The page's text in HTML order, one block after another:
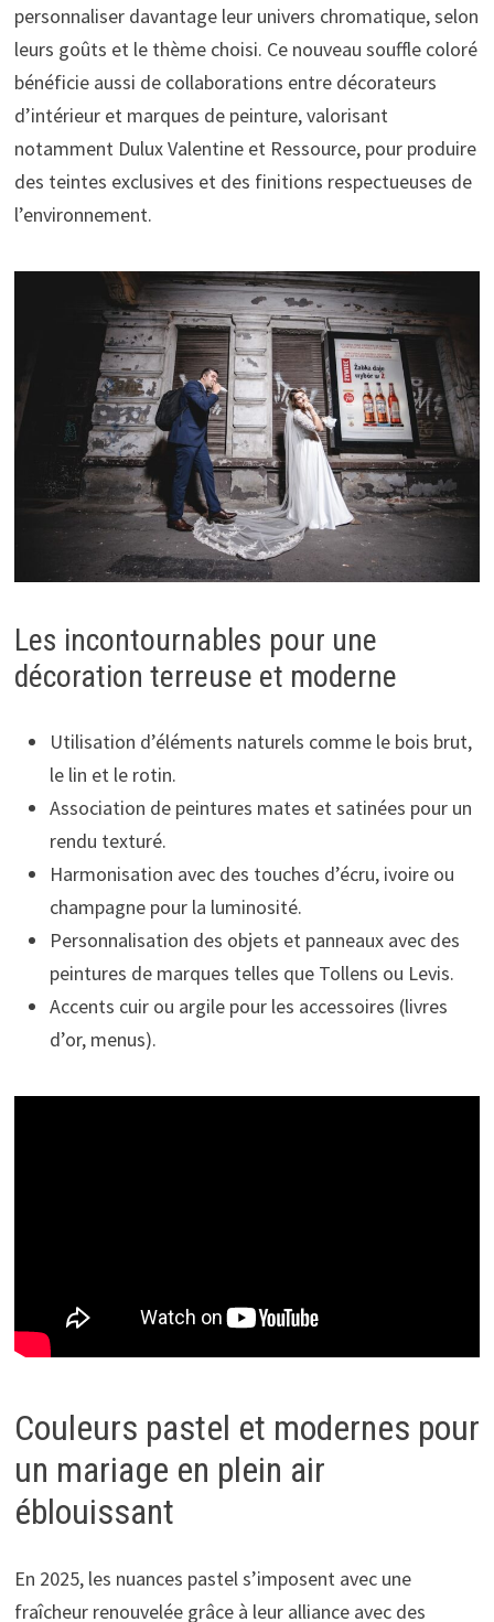
personnaliser davantage leur univers chromatique, selon
leurs goûts et le thème choisi. Ce nouveau souffle coloré
bénéficie aussi de collaborations entre décorateurs
d’intérieur et marques de peinture, valorisant
notamment Dulux Valentine et Ressource, pour produire
des teintes exclusives et des finitions respectueuses de
l’environnement.
Les incontournables pour une
décoration terreuse et moderne
Utilisation d’éléments naturels comme le bois brut,
le lin et le rotin.
Association de peintures mates et satinées pour un
rendu texturé.
Harmonisation avec des touches d’écru, ivoire ou
champagne pour la luminosité.
Personnalisation des objets et panneaux avec des
peintures de marques telles que Tollens ou Levis.
Accents cuir ou argile pour les accessoires (livres
d’or, menus).
Couleurs pastel et modernes pour
un mariage en plein air
éblouissant
En 2025, les nuances pastel s’imposent avec une
fraîcheur renouvelée grâce à leur alliance avec des